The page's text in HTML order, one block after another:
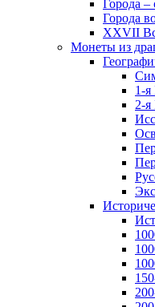
Города –
Города
XXVII
Монеты из
1-я
2-я